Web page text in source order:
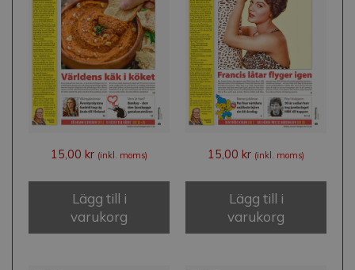
15,00 kr (inkl. moms)
Lägg till i
varukorg
15,00 kr (inkl. moms)
Lägg till i
varukorg